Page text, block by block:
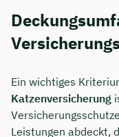
Ein wichtiges
Katzenversicherung
Leistungen abdeckt,